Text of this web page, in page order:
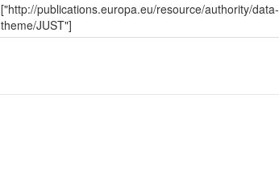
["http://publications.europa.eu/resource/authority/data-
theme/JUST"]